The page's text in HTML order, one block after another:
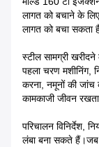
लागत को बचाने के
लागत को बचा
स्टील सामग्री खरीदने
पहला चरण मशीनिंग,
करना, नमूनों की जांच
कामकाजी जीवन
परिचालन विनिर्देश,
लंबा बना सकते हैं।जब